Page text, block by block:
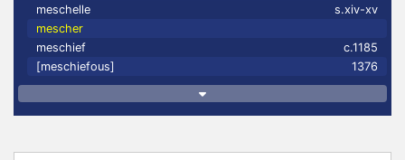
meschelle
s.xiv-xv
mescher
meschief
c.1185
[meschiefous]
1376